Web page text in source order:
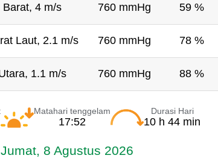
Barat, 4 m/s 760 mmHg 59 %
Laut, 2.1 m/s 760 mmHg 78 %
1.1 m/s 760 mmHg 88 %
Matahari tenggelam
17:52
Durasi Hari
10 h 44 min
Jumat, 8 Agustus 2026